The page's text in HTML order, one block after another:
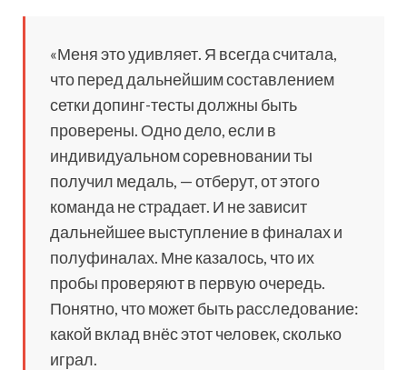
«Меня это удивляет. Я всегда считала,
что перед дальнейшим составлением
сетки допинг-тесты должны быть
проверены. Одно дело, если в
индивидуальном соревновании ты
получил медаль, — отберут, от этого
команда не страдает. И не зависит
дальнейшее выступление в финалах и
полуфиналах. Мне казалось, что их
пробы проверяют в первую очередь.
Понятно, что может быть расследование:
какой вклад внёс этот человек, сколько
играл.